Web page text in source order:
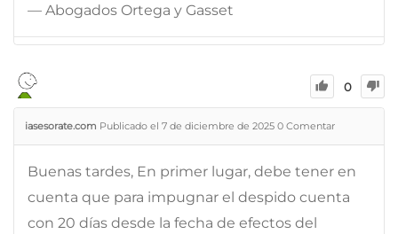
— Abogados Ortega y Gasset
0
iasesorate.com Publicado el 7 de diciembre de 2025 0 Comentar
Buenas tardes, En primer lugar, debe tener en
cuenta que para impugnar el despido cuenta
con 20 días desde la fecha de efectos del